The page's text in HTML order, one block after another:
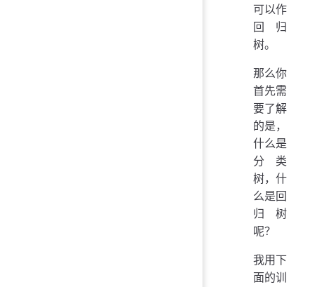
可以作
回归
树。
那么你
首先需
要了解
的是，
什么是
分类
树，什
么是回
归树
呢？
我用下
面的训